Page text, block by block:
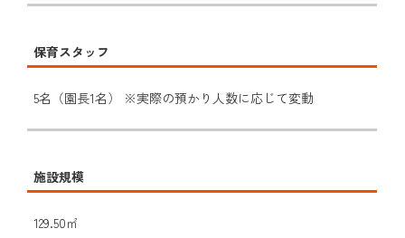
保育スタッフ
5名（園長1名） ※実際の預かり人数に応じて変動
施設規模
129.50㎡